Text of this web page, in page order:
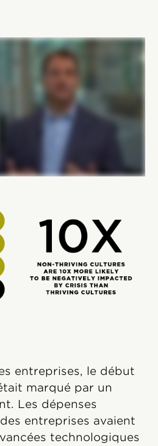
entreprises, le début
marqué par un
Les dépenses
entreprises avaient
technologiques